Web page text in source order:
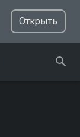
Открыть